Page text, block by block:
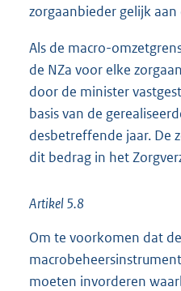
zorgaanbieder gelijk
Als de macro-
de NZa voor elke
door de minister
basis van de
desbetreffende jaar. De
dit bedrag in het
Artikel 5.8
Om te voorkomen dat
moeten invorderen